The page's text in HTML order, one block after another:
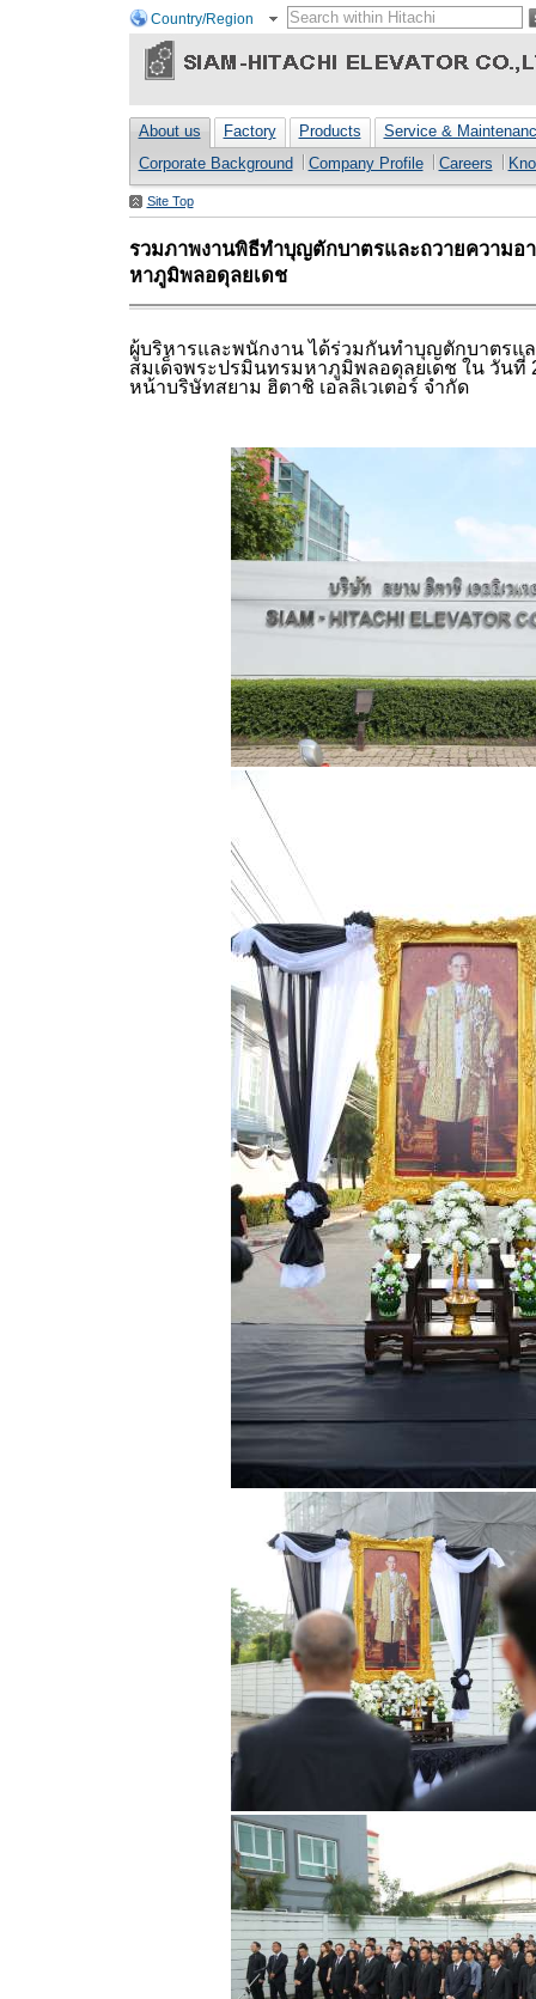
Country/Region
About us Factory Products
Service &
Corporate Background
Company Profile Careers
Site Top
รวมภาพงานพิธีทำบุญตักบาตรและถวายความอ
หาภูมิพลอดุลยเดช
ผู้บริหารและพนักงาน ได้ร่วมกันทำบุญตักบาตรแ
สมเด็จพระปรมินทรมหาภูมิพลอดุลยเดช ใน วันที่
หน้าบริษัทสยาม ฮิตาชิ เอลลิเวเตอร์ จำกัด